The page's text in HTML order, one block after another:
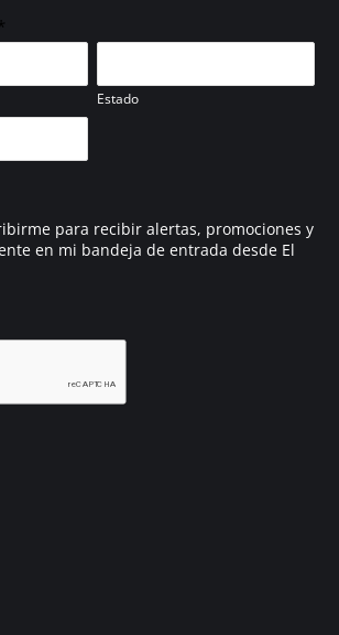
*
Estado
para recibir alertas, promociones y
en mi bandeja de entrada desde El